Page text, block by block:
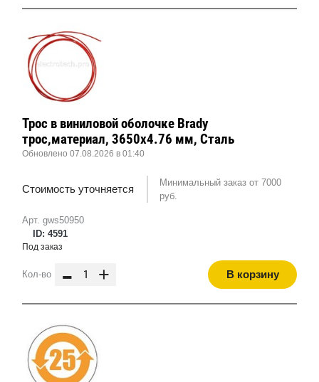
Арт. gws50950
ID: 4591
Трос в виниловой оболочке Brady
трос,материал, 3650x4.76 мм, Сталь
Обновлено 07.08.2026 в 01:40
Стоимость уточняется
Минимальный заказ от 7000
руб.
Под заказ
Кол-во - + В корзину